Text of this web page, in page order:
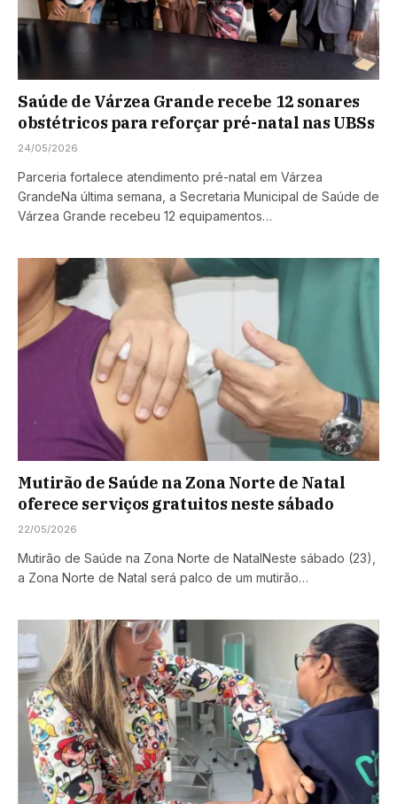
Saúde de Várzea Grande recebe 12 sonares
obstétricos para reforçar pré-natal nas UBSs
24/05/2026
Parceria fortalece atendimento pré-natal em Várzea
GrandeNa última semana, a Secretaria Municipal de Saúde de
Várzea Grande recebeu 12 equipamentos…
Mutirão de Saúde na Zona Norte de Natal
oferece serviços gratuitos neste sábado
22/05/2026
Mutirão de Saúde na Zona Norte de NatalNeste sábado (23),
a Zona Norte de Natal será palco de um mutirão…